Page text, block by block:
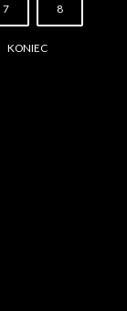
7 8
KONIEC